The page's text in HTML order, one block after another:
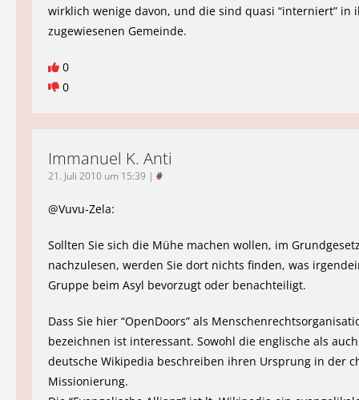
wirklich wenige davon, und die sind quasi “interniert” in
zugewiesenen Gemeinde.
0
0
Immanuel K. Anti
21. Juli 2010 um 15:39 | #
@Vuvu-Zela:
Sollten Sie sich die Mühe machen wollen, im
nachzulesen, werden Sie dort nichts finden, was
Gruppe beim Asyl bevorzugt oder benachteiligt.
Dass Sie hier “OpenDoors” als
bezeichnen ist interessant. Sowohl die englische als
deutsche Wikipedia beschreiben ihren Ursprung in der
Missionierung.